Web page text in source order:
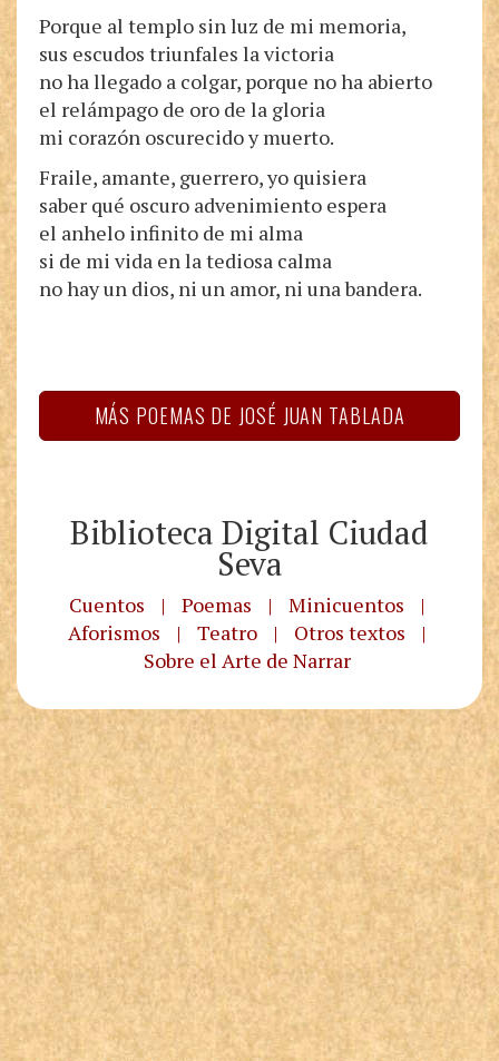
Porque al templo sin luz de mi memoria,
sus escudos triunfales la victoria
no ha llegado a colgar, porque no ha abierto
el relámpago de oro de la gloria
mi corazón oscurecido y muerto.
Fraile, amante, guerrero, yo quisiera
saber qué oscuro advenimiento espera
el anhelo infinito de mi alma
si de mi vida en la tediosa calma
no hay un dios, ni un amor, ni una bandera.
MÁS POEMAS DE JOSÉ JUAN TABLADA
Biblioteca Digital Ciudad
Seva
Cuentos | Poemas | Minicuentos
|
Aforismos
| Teatro | Otros textos
|
Sobre el Arte de Narrar